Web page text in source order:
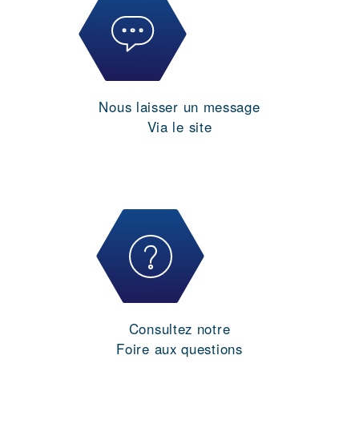
Nous laisser un message
Via le site
Consultez notre
Foire aux questions